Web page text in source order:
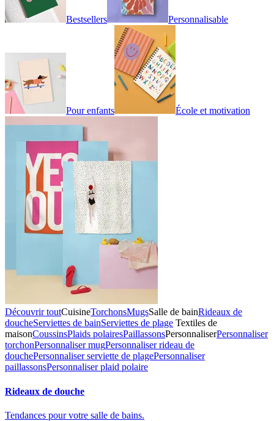
Bestsellers Personnalisable
Pour enfants École et motivation
Découvrir toutCuisineTorchonsMugsSalle de bainRideaux de
doucheServiettes de bainServiettes de plage Textiles de
maisonCoussinsPlaids polairesPaillassonsPersonnaliserPersonnaliser
torchonPersonnaliser mugPersonnaliser rideau de
douchePersonnaliser serviette de plagePersonnaliser
paillassonsPersonnaliser plaid polaire
Rideaux de douche
Tendances pour votre salle de bains.